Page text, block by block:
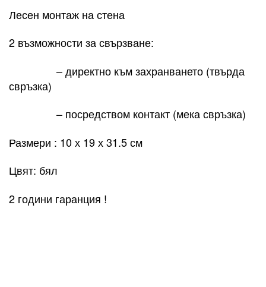
Лесен монтаж на стена
2 възможности за свързване:
– директно към захранването (твърда
свръзка)
– посредством контакт (мека свръзка)
Размери : 10 х 19 х 31.5 см
Цвят: бял
2 години гаранция !